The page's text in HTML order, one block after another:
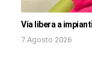
Via libera a
7 Agosto 2026